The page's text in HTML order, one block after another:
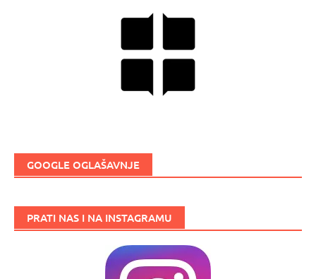
GOOGLE OGLAŠAVNJE
PRATI NAS I NA INSTAGRAMU